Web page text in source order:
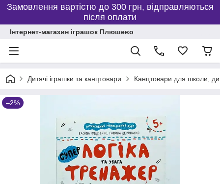
Замовлення вартістю до 300 грн, відправляються
після оплати
Інтернет-магазин іграшок Плюшево
Дитячі іграшки та канцтовари Канцтовари для школи,
–2%